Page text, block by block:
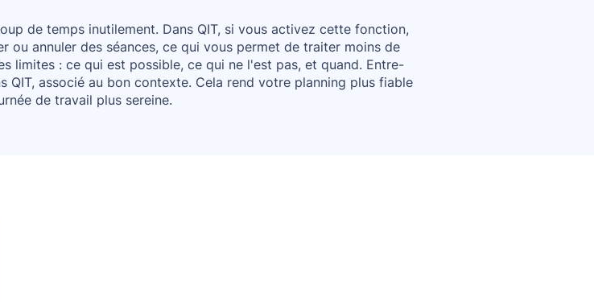
de temps inutilement. Dans QIT, si vous activez cette fonction,
ou annuler des séances, ce qui vous permet de traiter moins de
limites : ce qui est possible, ce qui ne l'est pas, et quand. Entre-
associé au bon contexte. Cela rend votre planning plus fiable
de travail plus sereine.